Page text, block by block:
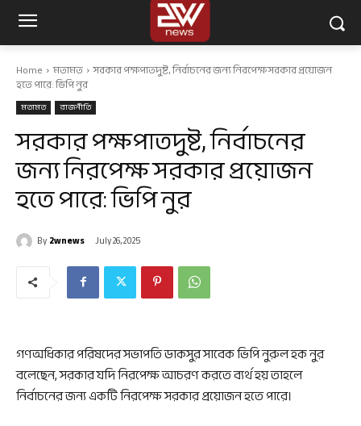
Home মতামত সরকার পক্ষপাতদুষ্ট, নির্বাচনের জন্য নিরপেক্ষ সরকার প্রয়োজন
হতে পারে: ভিপি নুর
মতামত রাজনীতি
সরকার পক্ষপাতদুষ্ট, নির্বাচনের
জন্য নিরপেক্ষ সরকার প্রয়োজন
হতে পারে: ভিপি নুর
By2wnews July 26, 2025
গণঅধিকার পরিষদের সভাপতি ডাকসুর সাবেক ভিপি নুরুল হক নুর
বলেছেন, সরকার যদি নিরপেক্ষ আচরণ করতে ব্যর্থ হয় তাহলে
নির্বাচনের জন্য একটি নিরপেক্ষ সরকার প্রয়োজন হতে পারে।